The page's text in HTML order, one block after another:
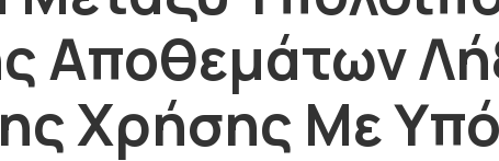
Αποθεμάτων
Χρήσης Με